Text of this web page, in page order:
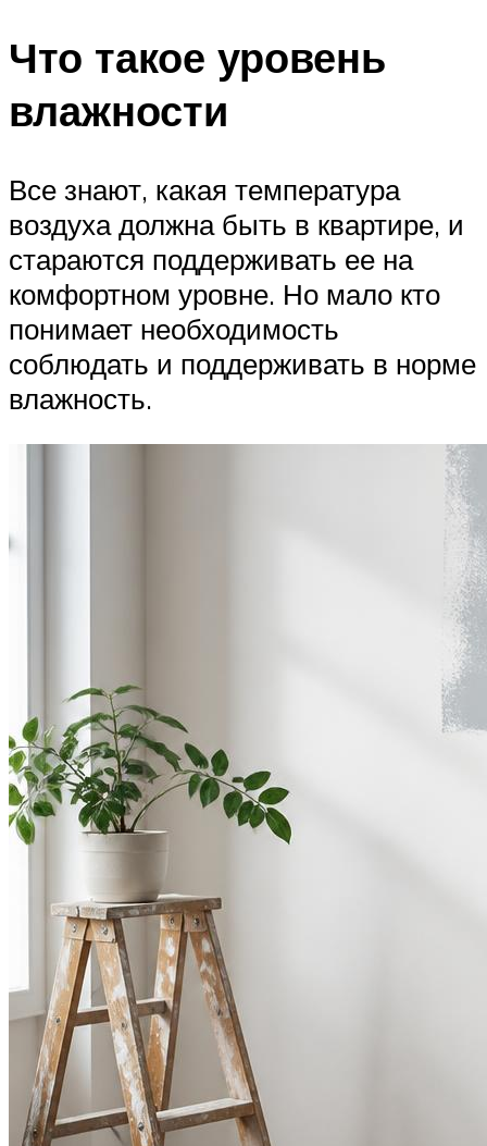
Что такое уровень
влажности
Все знают, какая температура
воздуха должна быть в квартире, и
стараются поддерживать ее на
комфортном уровне. Но мало кто
понимает необходимость
соблюдать и поддерживать в норме
влажность.